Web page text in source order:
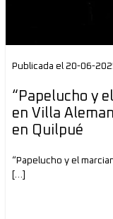
Publicada el 20-06-
“Papelucho y
en Villa
en Quilpué
“Papelucho y el
[…]